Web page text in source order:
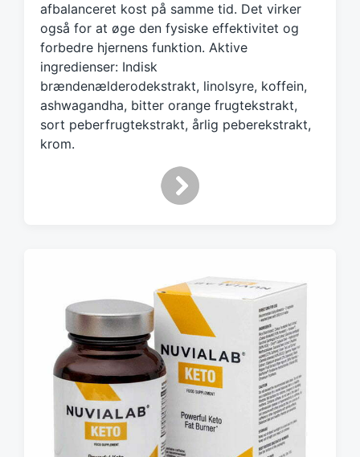
t
h
afbalanceret kost på samme tid. Det virker
også for at øge den fysiske effektivitet og
forbedre hjernens funktion. Aktive
ingredienser: Indisk
brændenælderodekstrakt, linolsyre, koffein,
ashwagandha, bitter orange frugtekstrakt,
sort peberfrugtekstrakt, årlig peberekstrakt,
krom.